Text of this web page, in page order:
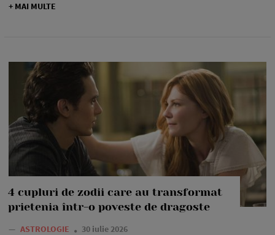
+ MAI MULTE
4 cupluri de zodii care au transformat
prietenia într-o poveste de dragoste
— ASTROLOGIE 30 iulie 2026